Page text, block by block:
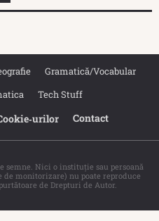
Gramatică/Vocabular
Tech Stuff
Contact
semne. Nici o instituţie sau persoană
monitorizare) nu poate reproduce
de Drepturi de Autor.